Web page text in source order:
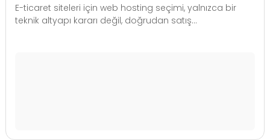
E-ticaret siteleri için web hosting seçimi, yalnızca bir
teknik altyapı kararı değil, doğrudan satış...